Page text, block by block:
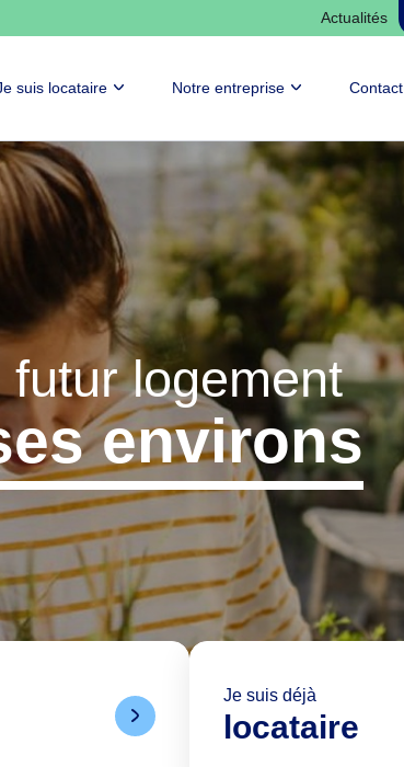
Actualités
suis locataire Notre entreprise Contact
logement
environs
Je suis déjà
locataire